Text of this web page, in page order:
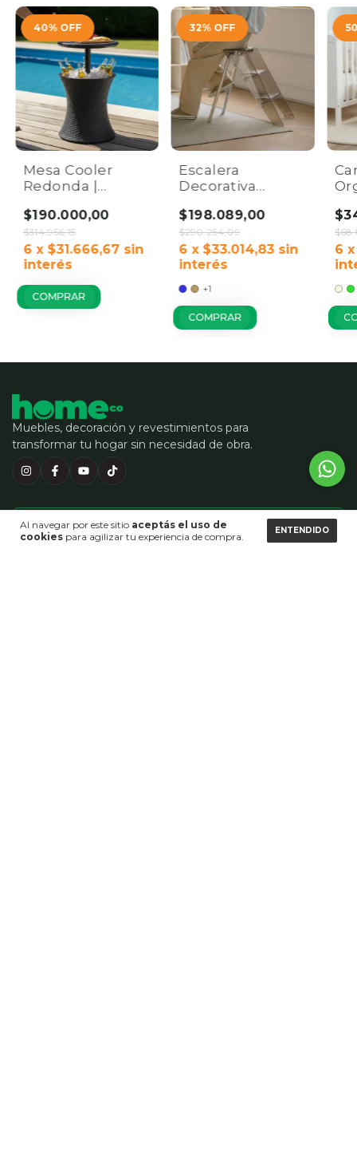
Al navegar por este sitio aceptás el uso de
cookies para agilizar tu experiencia de compra.
ENTENDIDO
40% OFF
Mesa Cooler
Redonda |
Exterior y Bar 2
en 1
$190.000,00
$314.956,15
6 x $31.666,67 sin
interés
COMPRAR
32% OFF
Escalera
Decorativa
Multiuso y
Plegable Home
Co.
$198.089,00
$290.254,09
6 x $33.014,83 sin
interés
+1
COMPRAR
6
Muebles, decoración y revestimientos para
transformar tu hogar sin necesidad de obra.
Suscribite y enterate primero.